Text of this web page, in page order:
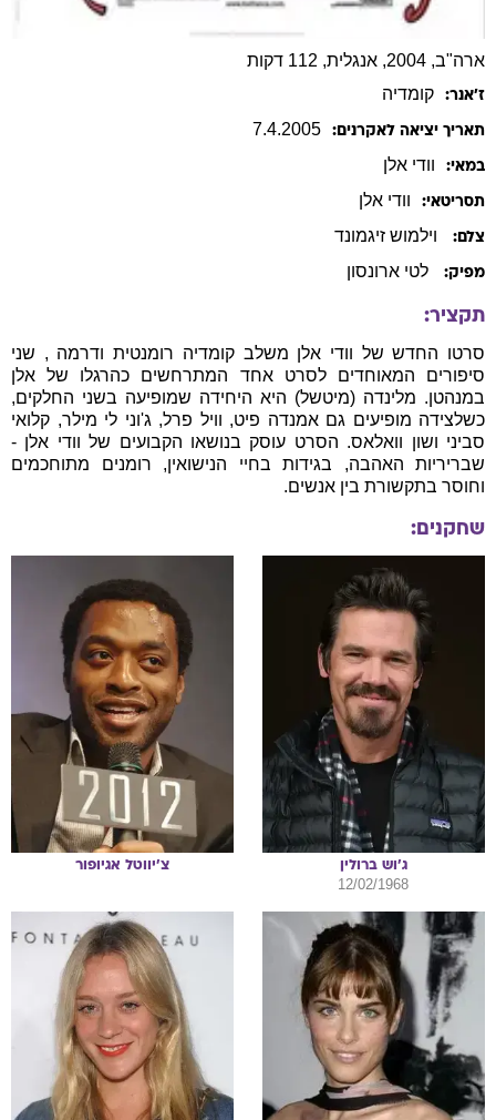
ארה"ב, 2004, אנגלית, 112 דקות
ז׳אנר: קומדיה
תאריך יציאה לאקרנים: 7.4.2005
במאי: וודי אלן
תסריטאי: וודי אלן
צלם: וילמוש זיגמונד
מפיק: לטי ארונסון
תקציר:
סרטו החדש של וודי אלן משלב קומדיה רומנטית ודרמה , שני
סיפורים המאוחדים לסרט אחד המתרחשים כהרגלו של אלן
במנהטן. מלינדה (מיטשל) היא היחידה שמופיעה בשני החלקים,
כשלצידה מופיעים גם אמנדה פיט, וויל פרל, ג'וני לי מילר, קלואי
סביני ושון וואלאס. הסרט עוסק בנושאו הקבועים של וודי אלן -
שבריריות האהבה, בגידות בחיי הנישואין, רומנים מתוחכמים
וחוסר בתקשורת בין אנשים.
שחקנים:
ג'וש ברולין
12/02/1968
צ'יווטל אגיופור